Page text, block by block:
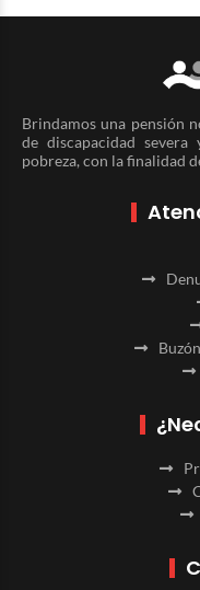
Brindamos una pensión
de discapacidad
pobreza, con la finalidad